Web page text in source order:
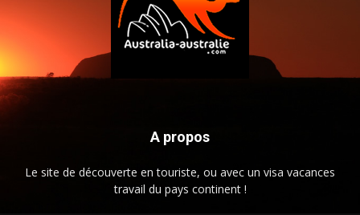
A propos
Le site de découverte en touriste, ou avec un visa vacances
travail du pays continent !